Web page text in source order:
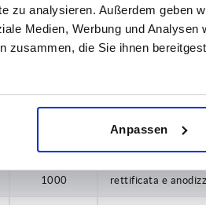
zu analysieren. Außerdem geben
Medien, Werbung und
zusammen, die Sie ihnen
Anpassen
530
630
1000 rettificata e
1000 rettificata e
1000 rettificata e